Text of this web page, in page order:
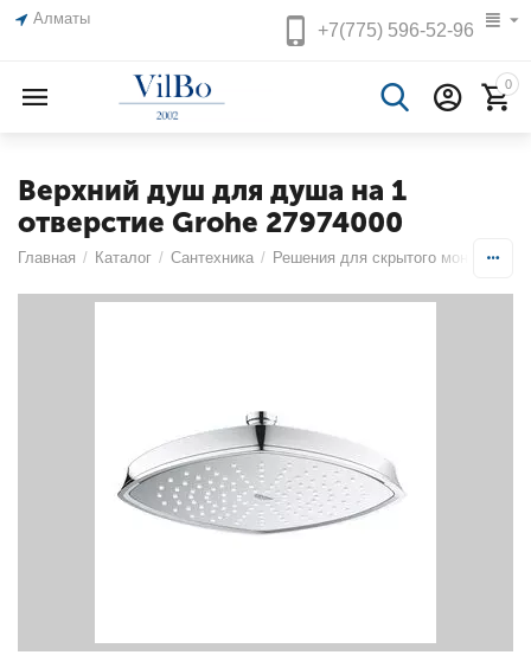
Алматы
+7(775)596-52-96
0
Верхний душ для душа на 1
отверстие Grohe 27974000
Главная / Каталог / Сантехника / Решения для скрытого монтажа